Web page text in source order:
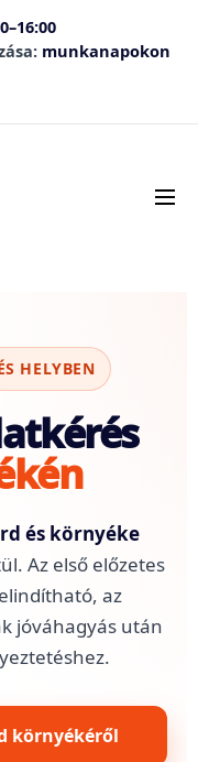
munkanapokon
HELYBEN
és környéke
Az első előzetes
az
jóváhagyás után
környékéről